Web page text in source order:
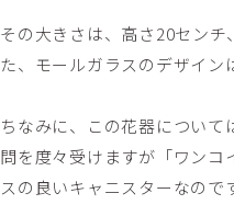
その大きさは、高さ20セン
た、モールガラスのデザイン
ちなみに、この花器につい
問を度々受けますが「ワンコ
スの良いキャニスターなので